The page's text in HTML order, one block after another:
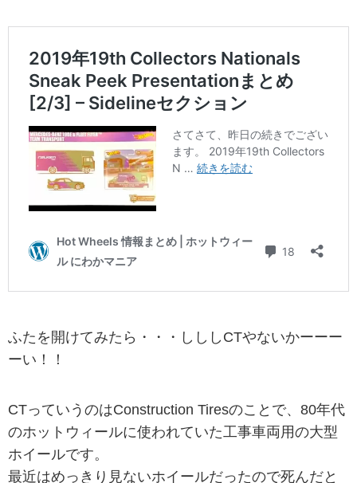
ふたを開けてみたら・・・しししCTやないかーーー
ーい！！
CTっていうのはConstruction Tiresのことで、80年代
のホットウィールに使われていた工事車両用の大型
ホイールです。
最近はめっきり見ないホイールだったので死んだと